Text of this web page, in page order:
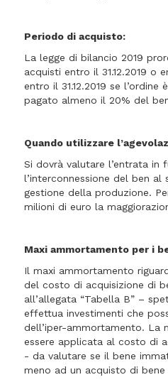
Periodo di acquisto:
La legge di bilancio 2019
acquisti entro il 31.12.2019 o
entro il 31.12.2019 se
pagato almeno il 20% del
Quando utilizzare
Si dovrà valutare l’entrata in
l’interconnessione del ben al
gestione della produzione.
milioni di euro la
Maxi ammortamento per i
Il maxi ammortamento
del costo di acquisizione di
all’allegata “Tabella B” –
effettua investimenti che
dell’iper-ammortamento. La
essere applicata al costo di
- da valutare se il bene
meno ad un acquisto di